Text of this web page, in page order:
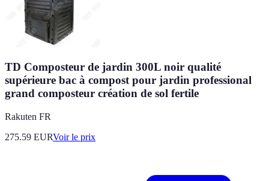
TD Composteur de jardin 300L noir qualité
supérieure bac à compost pour jardin professional
grand composteur création de sol fertile
Rakuten FR
275.59 EURVoir le prix